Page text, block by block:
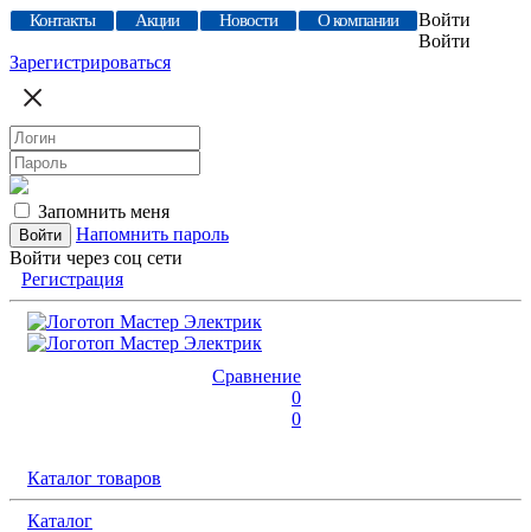
Контакты Акции Новости О компании
Войти
Войти
Зарегистрироваться
Запомнить меня
Напомнить пароль
Войти через соц сети
Регистрация
Сравнение
0
0
Каталог товаров
Каталог